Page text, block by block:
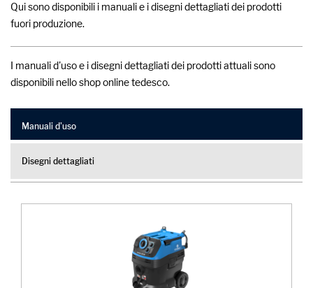
Qui sono disponibili i manuali e i disegni dettagliati dei prodotti
fuori produzione.
I manuali d'uso e i disegni dettagliati dei prodotti attuali sono
disponibili nello shop online tedesco.
Manuali d'uso
Disegni dettagliati